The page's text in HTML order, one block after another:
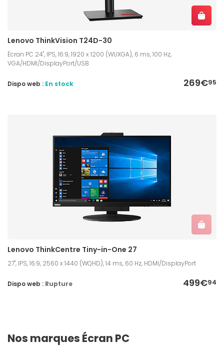
Lenovo ThinkVision T24D-30
Écran PC 24", IPS, 16:9, 1920 x 1200 (WUXGA), 6 ms, 100 Hz,
VGA/HDMI/DisplayPort/USB
269€95
Dispo web : En stock
Lenovo ThinkCentre Tiny-in-One 27
27", IPS, 16:9, 2560 x 1440 (WQHD), 14 ms, 60 Hz, HDMI/DisplayPort
499€94
Dispo web : Rupture
Nos marques Écran PC